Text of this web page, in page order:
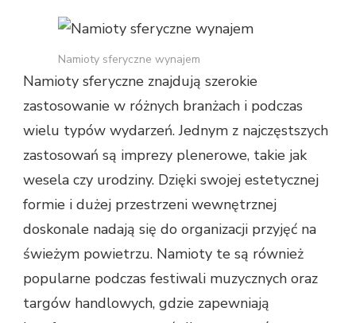
Namioty sferyczne wynajem
Namioty sferyczne znajdują szerokie
zastosowanie w różnych branżach i podczas
wielu typów wydarzeń. Jednym z najczęstszych
zastosowań są imprezy plenerowe, takie jak
wesela czy urodziny. Dzięki swojej estetycznej
formie i dużej przestrzeni wewnętrznej
doskonale nadają się do organizacji przyjęć na
świeżym powietrzu. Namioty te są również
popularne podczas festiwali muzycznych oraz
targów handlowych, gdzie zapewniają